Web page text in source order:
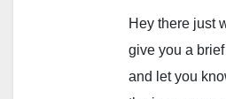
Hey there just
give you a
and let you